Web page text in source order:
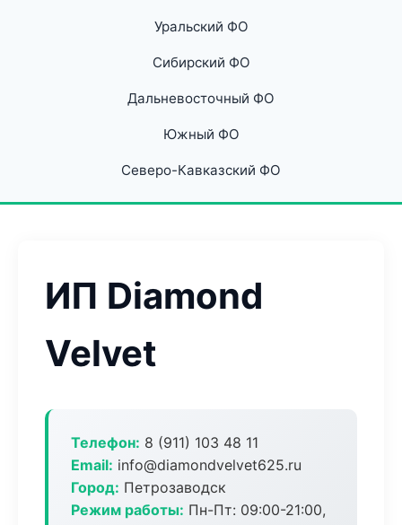
Уральский ФО
Сибирский ФО
Дальневосточный ФО
Южный ФО
Северо-Кавказский ФО
ИП Diamond
Velvet
Телефон: 8 (911) 103 48 11
Email: info@diamondvelvet625.ru
Город: Петрозаводск
Режим работы: Пн-Пт: 09:00-21:00,